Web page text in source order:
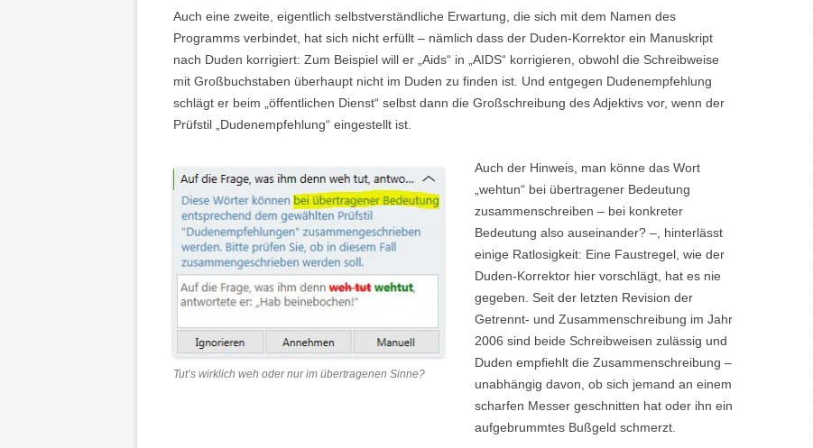
Auch eine zweite, eigentlich selbstverständliche Erwartung, die sich mit dem Namen des
Programms verbindet, hat sich nicht erfüllt – nämlich dass der Duden-Korrektor ein Manuskript
nach Duden korrigiert: Zum Beispiel will er „Aids“ in „AIDS“ korrigieren, obwohl die Schreibweise
mit Großbuchstaben überhaupt nicht im Duden zu finden ist. Und entgegen Dudenempfehlung
schlägt er beim „öffentlichen Dienst“ selbst dann die Großschreibung des Adjektivs vor, wenn der
Prüfstil „Dudenempfehlung“ eingestellt ist.
Tut’s wirklich weh oder nur im übertragenen Sinne?
Auch der Hinweis, man könne das Wort
„wehtun“ bei übertragener Bedeutung
zusammenschreiben – bei konkreter
Bedeutung also auseinander? –, hinterlässt
einige Ratlosigkeit: Eine Faustregel, wie der
Duden-Korrektor hier vorschlägt, hat es nie
gegeben. Seit der letzten Revision der
Getrennt- und Zusammenschreibung im Jahr
2006 sind beide Schreibweisen zulässig und
Duden empfiehlt die Zusammenschreibung –
unabhängig davon, ob sich jemand an einem
scharfen Messer geschnitten hat oder ihn ein
aufgebrummtes Bußgeld schmerzt.